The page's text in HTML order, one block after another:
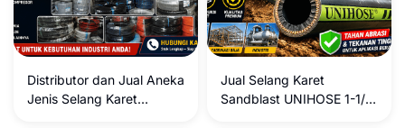
Distributor dan Jual Aneka
Jenis Selang Karet
Jual Selang Karet
Sandblast UNIHOSE 1-1/4